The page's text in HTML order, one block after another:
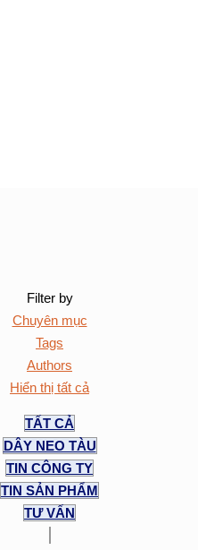
Filter by
Chuyên mục
Tags
Authors
Hiển thị tất cả
TẤT CẢ
DÂY NEO TÀU
TIN CÔNG TY
TIN SẢN PHẨM
TƯ VẤN